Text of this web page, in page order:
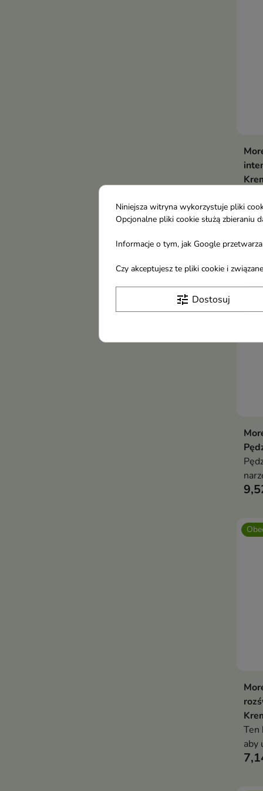
Ten
aby
Niniejsza witryna wykorzystuje pliki
Opcjonalne pliki cookie służą
Informacje o tym, jak Google
Czy akceptujesz te pliki cookie i
tune Dostosuj